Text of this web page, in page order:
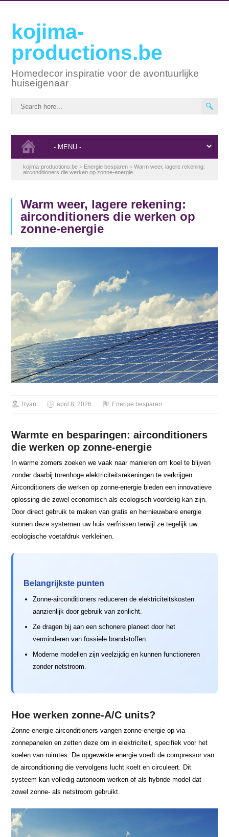
kojima-
productions.be
Homedecor inspiratie voor de avontuurlijke
huiseigenaar
kojima-productions.be > Energie besparen >Warm weer, lagere rekening:
airconditioners die werken op zonne-energie
Warm weer, lagere rekening:
airconditioners die werken op
zonne-energie
Ryan april 8, 2026 Energie besparen
Warmte en besparingen: airconditioners
die werken op zonne-energie
In warme zomers zoeken we vaak naar manieren om koel te blijven
zonder daarbij torenhoge elektriciteitsrekeningen te verkrijgen.
Airconditioners die werken op zonne-energie bieden een innovatieve
oplossing die zowel economisch als ecologisch voordelig kan zijn.
Door direct gebruik te maken van gratis en hernieuwbare energie
kunnen deze systemen uw huis verfrissen terwijl ze tegelijk uw
ecologische voetafdruk verkleinen.
Belangrijkste punten
Zonne-airconditioners reduceren de elektriciteitskosten
aanzienlijk door gebruik van zonlicht.
Ze dragen bij aan een schonere planeet door het
verminderen van fossiele brandstoffen.
Moderne modellen zijn veelzijdig en kunnen functioneren
zonder netstroom.
Hoe werken zonne-A/C units?
Zonne-energie airconditioners vangen zonne-energie op via
zonnepanelen en zetten deze om in elektriciteit, specifiek voor het
koelen van ruimtes. De opgewekte energie voedt de compressor van
de airconditioning die vervolgens lucht koelt en circuleert. Dit
systeem kan volledig autonoom werken of als hybride model dat
zowel zonne- als netstroom gebruikt.